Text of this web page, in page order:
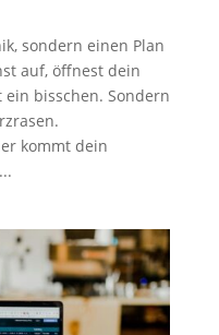
sondern einen Plan
auf, öffnest dein
bisschen. Sondern
kommt dein